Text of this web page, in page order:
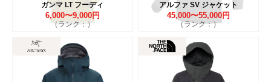
ガンマ LT フーディ
6,000〜9,000円
（ランク：）
アルファ SV ジャケット
45,000〜55,000円
（ランク：）